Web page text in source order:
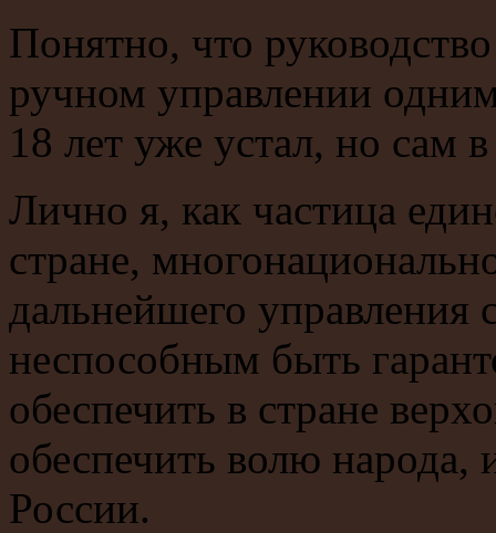
Понятно, что
ручном управлении
18 лет уже устал, но сам
Лично я, как частица
стране,
дальнейшего управления
неспособным быть
обеспечить в стране
обеспечить волю
России.